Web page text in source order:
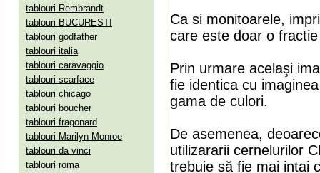
tablouri Rembrandt
tablouri BUCURESTI
tablouri godfather
tablouri italia
tablouri caravaggio
tablouri scarface
tablouri chicago
tablouri boucher
tablouri fragonard
tablouri Marilyn Monroe
tablouri da vinci
tablouri roma
Ca si monitoarele,
care este doar o
Prin urmare acelaşi
fie identica cu
gama de culori.
De asemenea,
utilizararii cernelurilor
trebuie să fie mai intai